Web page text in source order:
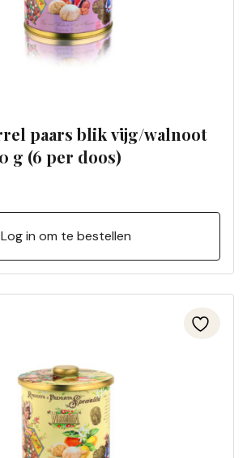
paars blik vijg/walnoot
g (6 per doos)
Log in om te bestellen